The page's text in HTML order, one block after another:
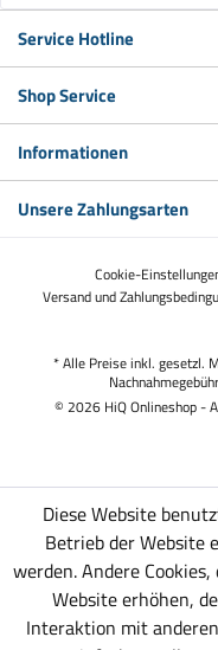
Service Hotline
Shop Service
Informationen
Unsere Zahlungsarten
Cookie-
Versand und
* Alle Preise inkl. gesetzl.
© 2026 HiQ Onlineshop -
Diese Website
Betrieb der Website
werden. Andere
Website erhöhen,
Interaktion mit